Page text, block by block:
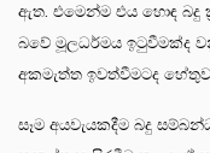
ඇත. එමෙන්ම එය හොඳ බදු
බවේ මූලධර්මය ඉටුවීමක්ද
අකමැත්ත ඉවත්වීමටද
සෑම අයවැයකදීම බදු